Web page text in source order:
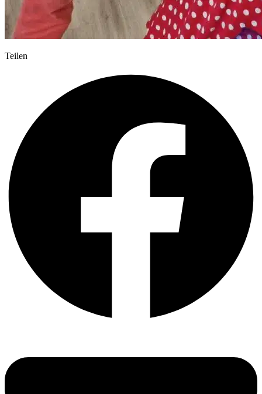
Teilen